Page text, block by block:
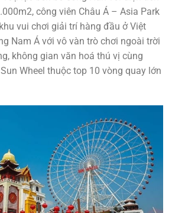
công viên Châu Á – Asia Park
vui chơi giải trí hàng đầu ở Việt
Nam Á với vô vàn trò chơi ngoài trời
không gian văn hoá thú vị cùng
Wheel thuộc top 10 vòng quay lớn